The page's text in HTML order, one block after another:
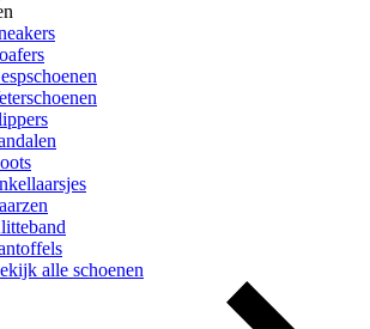
alle schoenen